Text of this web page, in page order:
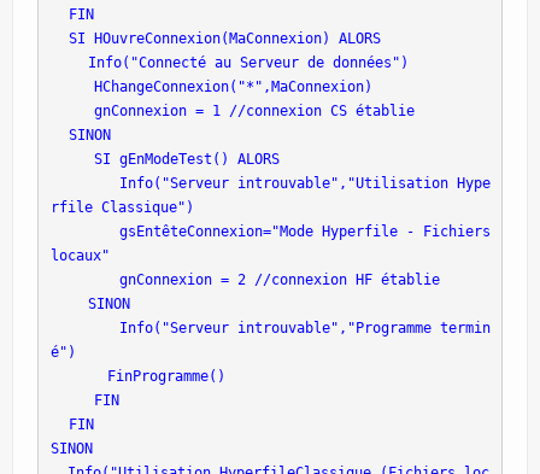
FIN
SI HOuvreConnexion(MaConnexion) ALORS
Info("Connecté au Serveur de données")
    HChangeConnexion("*",MaConnexion)
    gnConnexion = 1 //connexion CS établie
SINON
    SI gEnModeTest() ALORS
       Info("Serveur introuvable","Utilisation Hype
rfile Classique")
       gsEntêteConnexion="Mode Hyperfile - Fichiers
locaux"
       gnConnexion = 2 //connexion HF établie
SINON
       Info("Serveur introuvable","Programme termin
é")
FinProgramme()
    FIN
FIN
SINON